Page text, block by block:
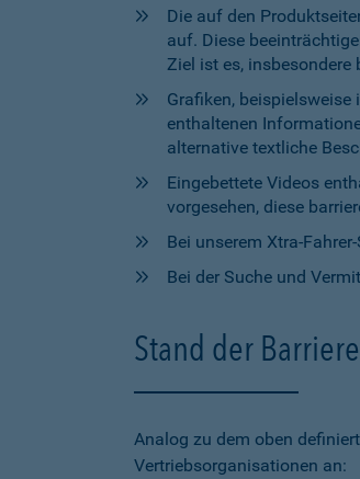
Die auf den
auf. Diese
Ziel ist es, insbesondere
Grafiken,
enthaltenen
alternative textliche
Eingebettete Videos
vorgesehen, diese
Bei unserem Xtra-
Bei der Suche und
Stand der
Analog zu dem oben
Vertriebsorganisationen an: